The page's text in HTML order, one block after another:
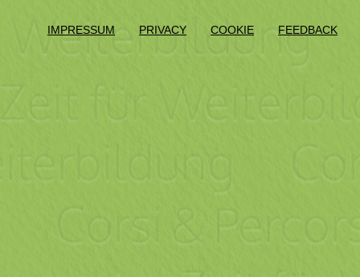
IMPRESSUM PRIVACY COOKIE FEEDBACK